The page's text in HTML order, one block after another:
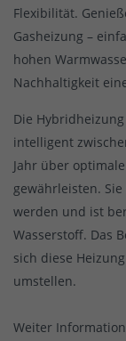
Flexibilität.
Gasheizung –
hohen
Nachhaltigkeit
Die
intelligent
Jahr über
gewährleisten.
werden und ist
Wasserstoff. Das
sich diese
umstellen.
Weiter